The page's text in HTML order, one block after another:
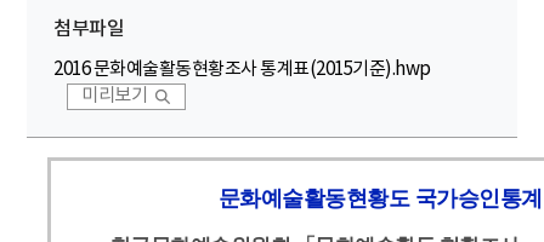
첨부파일
2016 문화예술활동현황조사 통계표(2015기준).hwp
미리보기
문화예술활동현황도 국가승인통